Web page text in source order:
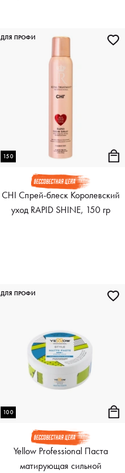
150
CHI Спрей-блеск Королевский
уход RAPID SHINE, 150 гр
ДЛЯ ПРОФИ
100
Yellow Professional Паста
матирующая сильной
ДЛЯ ПРОФИ